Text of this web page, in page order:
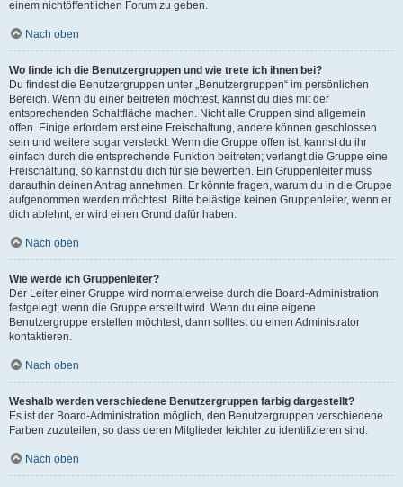
einem nichtöffentlichen Forum zu geben.
Nach oben
Wo finde ich die Benutzergruppen und wie trete ich ihnen bei?
Du findest die Benutzergruppen unter „Benutzergruppen“ im persönlichen
Bereich. Wenn du einer beitreten möchtest, kannst du dies mit der
entsprechenden Schaltfläche machen. Nicht alle Gruppen sind allgemein
offen. Einige erfordern erst eine Freischaltung, andere können geschlossen
sein und weitere sogar versteckt. Wenn die Gruppe offen ist, kannst du ihr
einfach durch die entsprechende Funktion beitreten; verlangt die Gruppe eine
Freischaltung, so kannst du dich für sie bewerben. Ein Gruppenleiter muss
daraufhin deinen Antrag annehmen. Er könnte fragen, warum du in die Gruppe
aufgenommen werden möchtest. Bitte belästige keinen Gruppenleiter, wenn er
dich ablehnt, er wird einen Grund dafür haben.
Nach oben
Wie werde ich Gruppenleiter?
Der Leiter einer Gruppe wird normalerweise durch die Board-Administration
festgelegt, wenn die Gruppe erstellt wird. Wenn du eine eigene
Benutzergruppe erstellen möchtest, dann solltest du einen Administrator
kontaktieren.
Nach oben
Weshalb werden verschiedene Benutzergruppen farbig dargestellt?
Es ist der Board-Administration möglich, den Benutzergruppen verschiedene
Farben zuzuteilen, so dass deren Mitglieder leichter zu identifizieren sind.
Nach oben